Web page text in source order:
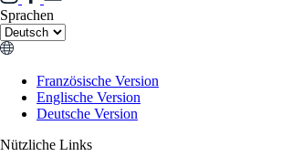
Sprachen
Französische Version
Englische Version
Deutsche Version
Nützliche Links